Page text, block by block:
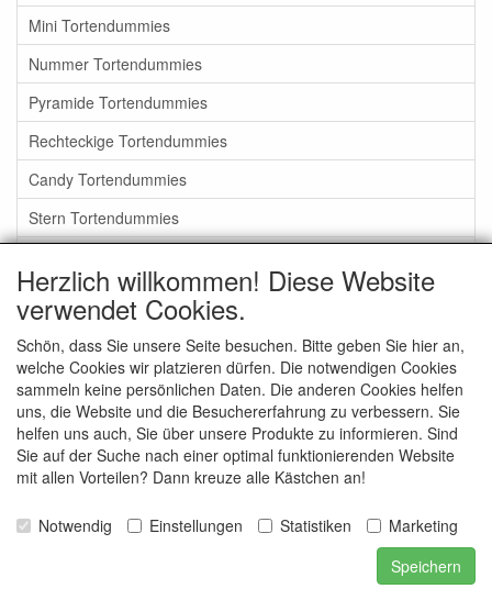
Mini Tortendummies
Nummer Tortendummies
Pyramide Tortendummies
Rechteckige Tortendummies
Candy Tortendummies
Stern Tortendummies
Träne - Tropfen Tortendummies
Square Tortendummies mit Introspektiv Ecken
Facher Tortendummies
Wolke Tortendummies
Wonky Style Tortendummies
Überige Tortendummies
Herzlich willkommen! Diese Website
verwendet Cookies.
Schön, dass Sie unsere Seite besuchen. Bitte geben Sie hier an,
welche Cookies wir platzieren dürfen. Die notwendigen Cookies
sammeln keine persönlichen Daten. Die anderen Cookies helfen
uns, die Website und die Besuchererfahrung zu verbessern. Sie
helfen uns auch, Sie über unsere Produkte zu informieren. Sind
Sie auf der Suche nach einer optimal funktionierenden Website
mit allen Vorteilen? Dann kreuze alle Kästchen an!
Notwendig Einstellungen Statistiken
Marketing
Speichern